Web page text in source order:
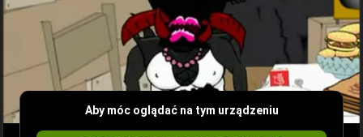
Aby móc oglądać na tym urządzeniu